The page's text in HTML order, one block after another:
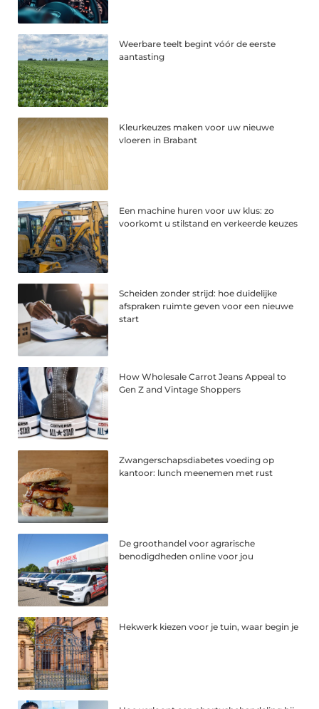
Weerbare teelt begint vóór de eerste
aantasting
Kleurkeuzes maken voor uw nieuwe
vloeren in Brabant
Een machine huren voor uw klus: zo
voorkomt u stilstand en verkeerde keuzes
Scheiden zonder strijd: hoe duidelijke
afspraken ruimte geven voor een nieuwe
start
How Wholesale Carrot Jeans Appeal to
Gen Z and Vintage Shoppers
Zwangerschapsdiabetes voeding op
kantoor: lunch meenemen met rust
De groothandel voor agrarische
benodigdheden online voor jou
Hekwerk kiezen voor je tuin, waar begin je